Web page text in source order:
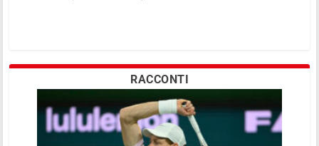
RACCONTI